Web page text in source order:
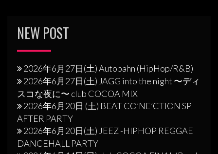
NEW POST
2026年6月27日(土) Autobahn (HipHop/R&B)
2026年6月27日(土) JAGG into the night 〜ディ
スコな夜に〜 club COCOA MIX
2026年6月20日 (土) BEAT CO’NE’CTION SP
AFTER PARTY
2026年6月20日(土) JEEZ -HIPHOP REGGAE
DANCEHALL PARTY-